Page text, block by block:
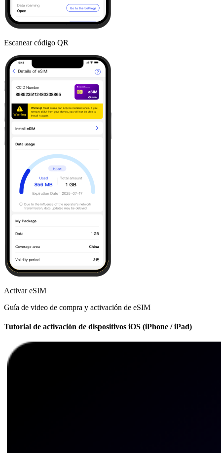
Escanear código QR
Activar eSIM
Guía de video de compra y activación de eSIM
Tutorial de activación de dispositivos iOS (iPhone / iPad)